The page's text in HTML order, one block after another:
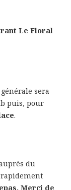
Le Floral
sera
puis, pour
.
du
Merci de